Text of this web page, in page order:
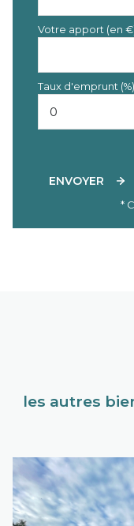
Votre apport (en
Taux d'emprunt
ENVOYER
*
les autres